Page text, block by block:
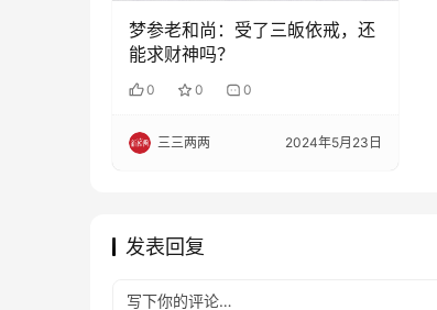
梦参老和尚：受了三皈依戒，还
能求财神吗？
0 0 0
三三两两 2024年5月23日
发表回复